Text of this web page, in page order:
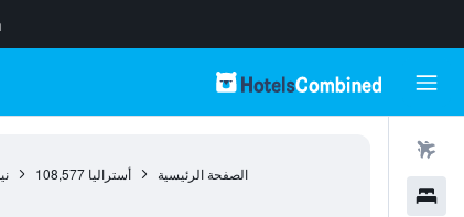
الصفحة الرئيسية أستراليا 108,577